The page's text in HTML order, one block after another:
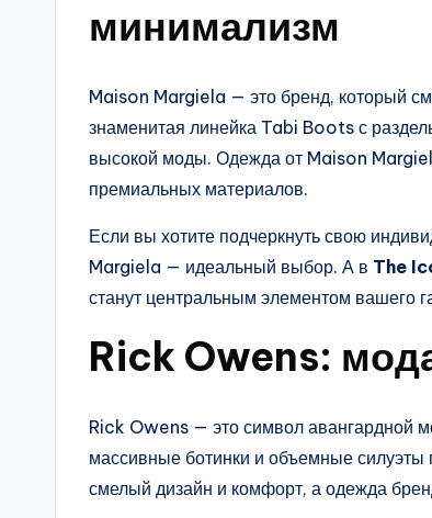
минимализм
Maison Margiela — это бренд, который
знаменитая линейка Tabi Boots с
высокой моды. Одежда от Maison
премиальных материалов.
Если вы хотите подчеркнуть свою
Margiela — идеальный выбор. А в The
станут центральным элементом вашего
Rick Owens:
Rick Owens — это символ авангардной
массивные ботинки и объемные силуэты
смелый дизайн и комфорт, а одежда